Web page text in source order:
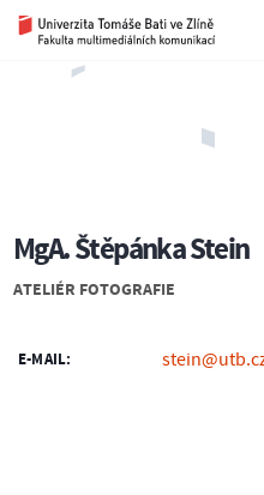
MgA. Štěpánka Stein
ATELIÉR FOTOGRAFIE
E-MAIL: